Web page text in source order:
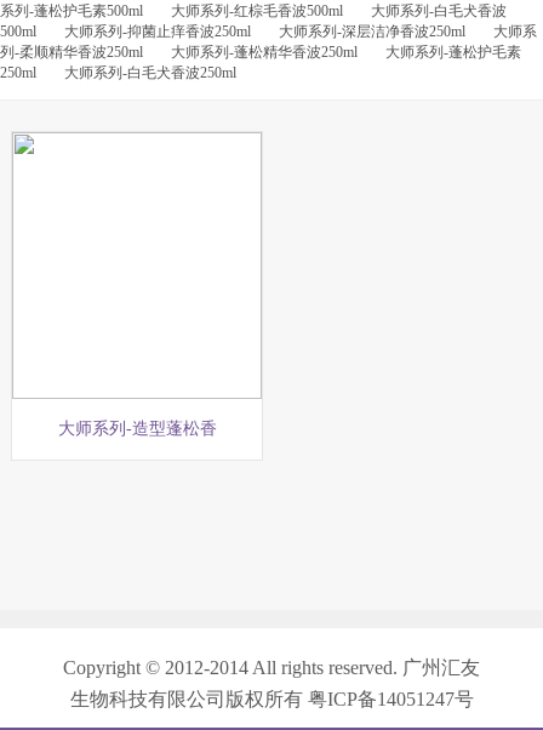
系列-蓬松护毛素500ml
大师系列-红棕毛香波500ml
大师系列-白毛犬香波
500ml
大师系列-抑菌止痒香波250ml 大师系列-深层洁净香波250ml
大师系
列-柔顺精华香波250ml
大师系列-蓬松精华香波250ml
大师系列-蓬松护毛素
250ml
大师系列-白毛犬香波250ml
大师系列-造型蓬松香
Copyright © 2012-2014 All rights reserved. 广州汇友
生物科技有限公司版权所有 粤ICP备14051247号